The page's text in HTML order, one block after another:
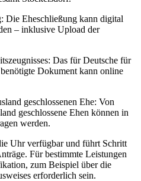
Die Eheschließung kann digital
– inklusive Upload der
Das für Deutsche für
Dokument kann online
geschlossenen Ehe: Von
geschlossene Ehen können in
werden.
Uhr verfügbar und führt Schritt
Für bestimmte Leistungen
zum Beispiel über die
erforderlich sein.